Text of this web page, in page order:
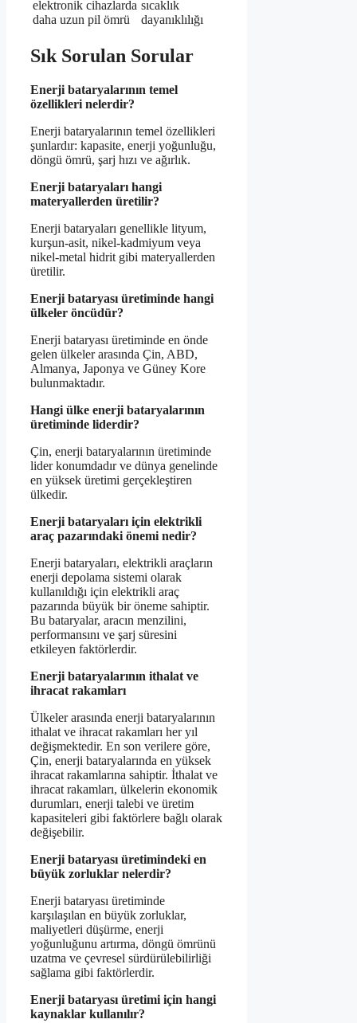
elektronik cihazlarda
daha uzun pil ömrü
sıcaklık
dayanıklılığı
Sık Sorulan Sorular
Enerji bataryalarının temel
özellikleri nelerdir?
Enerji bataryalarının temel özellikleri
şunlardır: kapasite, enerji yoğunluğu,
döngü ömrü, şarj hızı ve ağırlık.
Enerji bataryaları hangi
materyallerden üretilir?
Enerji bataryaları genellikle lityum,
kurşun-asit, nikel-kadmiyum veya
nikel-metal hidrit gibi materyallerden
üretilir.
Enerji bataryası üretiminde hangi
ülkeler öncüdür?
Enerji bataryası üretiminde en önde
gelen ülkeler arasında Çin, ABD,
Almanya, Japonya ve Güney Kore
bulunmaktadır.
Hangi ülke enerji bataryalarının
üretiminde liderdir?
Çin, enerji bataryalarının üretiminde
lider konumdadır ve dünya genelinde
en yüksek üretimi gerçekleştiren
ülkedir.
Enerji bataryaları için elektrikli
araç pazarındaki önemi nedir?
Enerji bataryaları, elektrikli araçların
enerji depolama sistemi olarak
kullanıldığı için elektrikli araç
pazarında büyük bir öneme sahiptir.
Bu bataryalar, aracın menzilini,
performansını ve şarj süresini
etkileyen faktörlerdir.
Enerji bataryalarının ithalat ve
ihracat rakamları
Ülkeler arasında enerji bataryalarının
ithalat ve ihracat rakamları her yıl
değişmektedir. En son verilere göre,
Çin, enerji bataryalarında en yüksek
ihracat rakamlarına sahiptir. İthalat ve
ihracat rakamları, ülkelerin ekonomik
durumları, enerji talebi ve üretim
kapasiteleri gibi faktörlere bağlı olarak
değişebilir.
Enerji bataryası üretimindeki en
büyük zorluklar nelerdir?
Enerji bataryası üretiminde
karşılaşılan en büyük zorluklar,
maliyetleri düşürme, enerji
yoğunluğunu artırma, döngü ömrünü
uzatma ve çevresel sürdürülebilirliği
sağlama gibi faktörlerdir.
Enerji bataryası üretimi için hangi
kaynaklar kullanılır?